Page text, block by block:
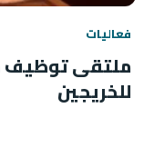
فعاليات
ملتقى توظيف
للخريجين